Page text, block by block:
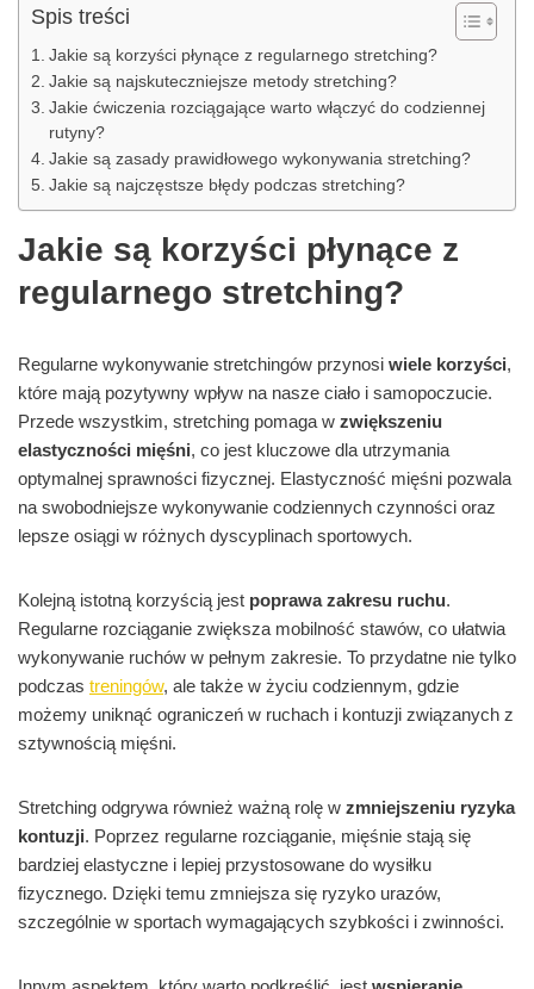
Spis treści
Jakie są korzyści płynące z regularnego stretching?
Jakie są najskuteczniejsze metody stretching?
Jakie ćwiczenia rozciągające warto włączyć do codziennej
rutyny?
Jakie są zasady prawidłowego wykonywania stretching?
Jakie są najczęstsze błędy podczas stretching?
Jakie są korzyści płynące z
regularnego stretching?
Regularne wykonywanie stretchingów przynosi wiele korzyści,
które mają pozytywny wpływ na nasze ciało i samopoczucie.
Przede wszystkim, stretching pomaga w zwiększeniu
elastyczności mięśni, co jest kluczowe dla utrzymania
optymalnej sprawności fizycznej. Elastyczność mięśni pozwala
na swobodniejsze wykonywanie codziennych czynności oraz
lepsze osiągi w różnych dyscyplinach sportowych.
Kolejną istotną korzyścią jest poprawa zakresu ruchu.
Regularne rozciąganie zwiększa mobilność stawów, co ułatwia
wykonywanie ruchów w pełnym zakresie. To przydatne nie tylko
podczas treningów, ale także w życiu codziennym, gdzie
możemy uniknąć ograniczeń w ruchach i kontuzji związanych z
sztywnością mięśni.
Stretching odgrywa również ważną rolę w zmniejszeniu ryzyka
kontuzji. Poprzez regularne rozciąganie, mięśnie stają się
bardziej elastyczne i lepiej przystosowane do wysiłku
fizycznego. Dzięki temu zmniejsza się ryzyko urazów,
szczególnie w sportach wymagających szybkości i zwinności.